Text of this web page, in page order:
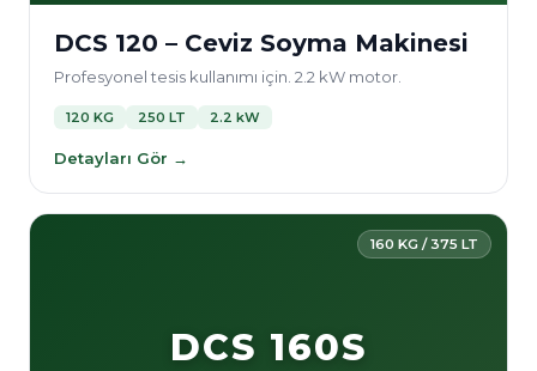
DCS 120 – Ceviz Soyma Makinesi
Profesyonel tesis kullanımı için. 2.2 kW motor.
120 KG 250 LT 2.2 kW
Detayları Gör →
160 KG / 375 LT
DCS 160S